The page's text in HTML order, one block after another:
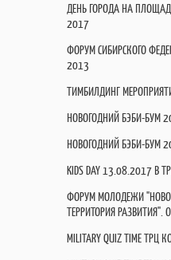
ДЕНЬ ГОРОДА НА
2017
ФОРУМ СИБИРСКОГО
2013
ТИМБИЛДИНГ
НОВОГОДНИЙ БЭБИ-БУМ
НОВОГОДНИЙ БЭБИ-БУМ
KIDS DAY 13.08.2017 В
ФОРУМ МОЛОДЕЖИ
ТЕРРИТОРИЯ РАЗВИТИЯ".
MILITARY QUIZ TIME